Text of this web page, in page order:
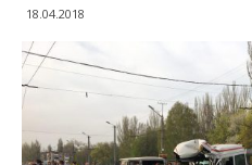
18.04.2018